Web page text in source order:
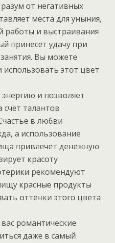
от негативных
места для уныния,
работы и выстраивания
принесет удачу при
Вы можете
этот цвет
и позволяет
счет талантов
в любви
а использование
привлечет денежную
красоту
рекомендуют
красные продукты
оттенки этого цвета
романтические
даже в самый